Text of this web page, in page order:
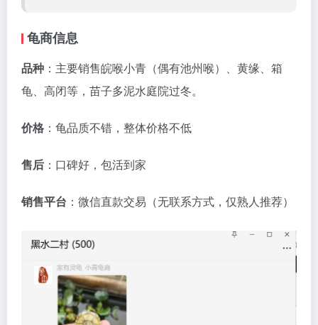
龟商信息
品种 ：主要销售皖喉小青（偶有池州喉）、黄缘、箱
龟、高闭等，苗子多泥水庭院过冬。
价格 ：龟品质不错，整体价格不低
售后 ：口碑好，包活到家
销售平台 ：微信直款交易（无联系方式，仅熟人推荐）